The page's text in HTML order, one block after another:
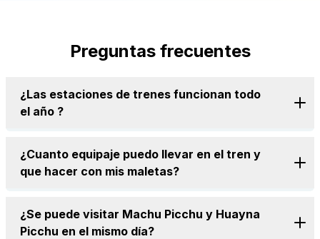
Preguntas frecuentes
¿Las estaciones de trenes funcionan todo
el año ?
¿Cuanto equipaje puedo llevar en el tren y
que hacer con mis maletas?
¿Se puede visitar Machu Picchu y Huayna
Picchu en el mismo día?